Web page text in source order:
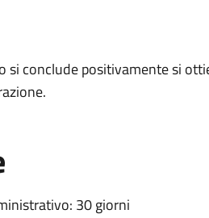
conclude positivamente si
30 giorni